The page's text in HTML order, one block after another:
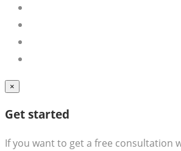
×
Get started
If you want to get a free consultation